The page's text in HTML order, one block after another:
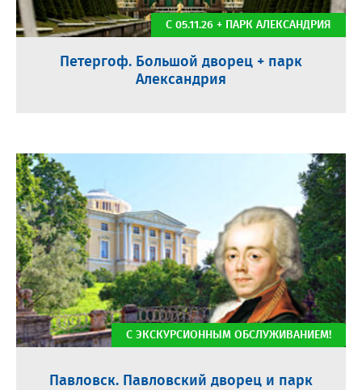
Петергоф. Большой дворец + парк
Александрия
С 05.11.26 + ПАРК АЛЕКСАНДРИЯ
Павловск. Павловский дворец и парк
С ЭКСКУРСИОННЫМ ОБСЛУЖИВАНИЕМ!